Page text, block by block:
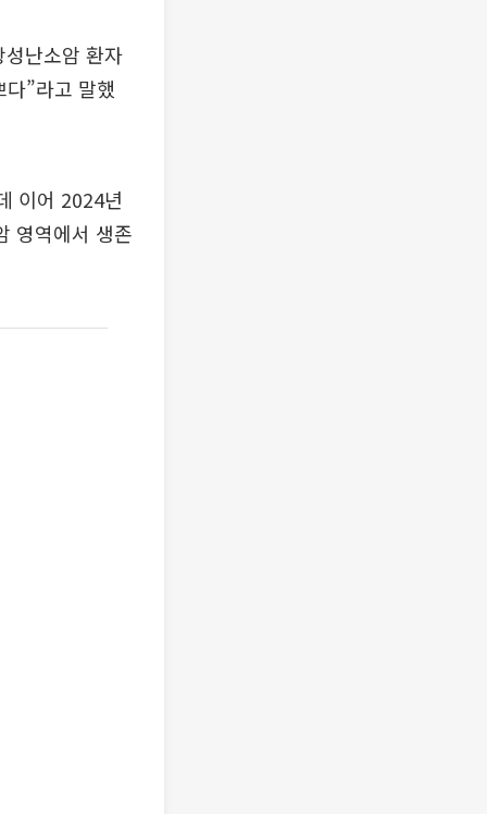
난소암 환자
”라고 말했
이어 2024년
영역에서 생존